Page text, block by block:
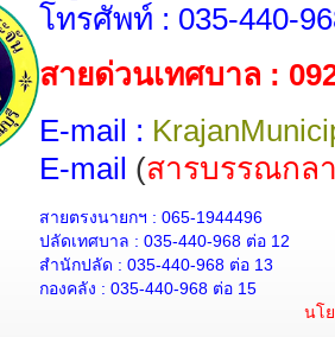
โทรศัพท์ : 035-440-
สายด่วนเทศบาล :
E-mail :
E-mail (สารบรรณกล
สายตรงนายกฯ : 065-1944496
ปลัดเทศบาล : 035-440-968 ต่อ 12
สำนักปลัด : 035-440-968 ต่อ 13
กองคลัง : 035-440-968 ต่อ 15
นโ